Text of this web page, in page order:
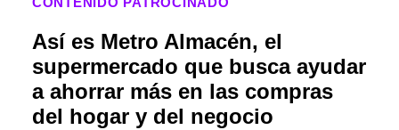
Así es Metro Almacén, el
supermercado que busca ayudar
a ahorrar más en las compras
del hogar y del negocio